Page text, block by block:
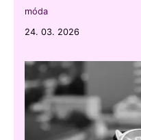
móda
24. 03. 2026